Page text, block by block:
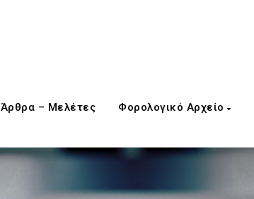
Άρθρα – Μελέτες Φορολογικό Αρχείο